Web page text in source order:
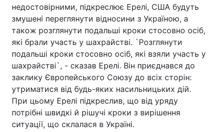
Спорт Наука
Техно і зв'язок Лайт
Зброя Інциденти
Здоров'я Туризм
Цікавинки Погода
Екологія Регіони
недостовірними, підкреслює Ерелі, США будуть
змушені переглянути відносини з Україною, а
також розглянути подальші кроки стосовно осіб,
які брали участь у шахрайстві. `Розглянути
подальші кроки стосовно осіб, які взяли участь у
шахрайстві`, - сказав Ерелі. Він приєднався до
заклику Європейського Союзу до всіх сторін:
утриматися від будь-яких насильницьких дій.
При цьому Ерелі підкреслив, що від уряду
потрібні швидкі й рішучі кроки з вирішення
ситуації, що склалася в Україні.